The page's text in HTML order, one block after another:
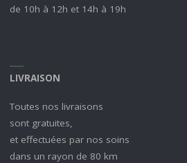
de 10h à 12h et 14h à 19h
LIVRAISON
Toutes nos livraisons
sont gratuites,
et effectuées par nos soins
dans un rayon de 80 km